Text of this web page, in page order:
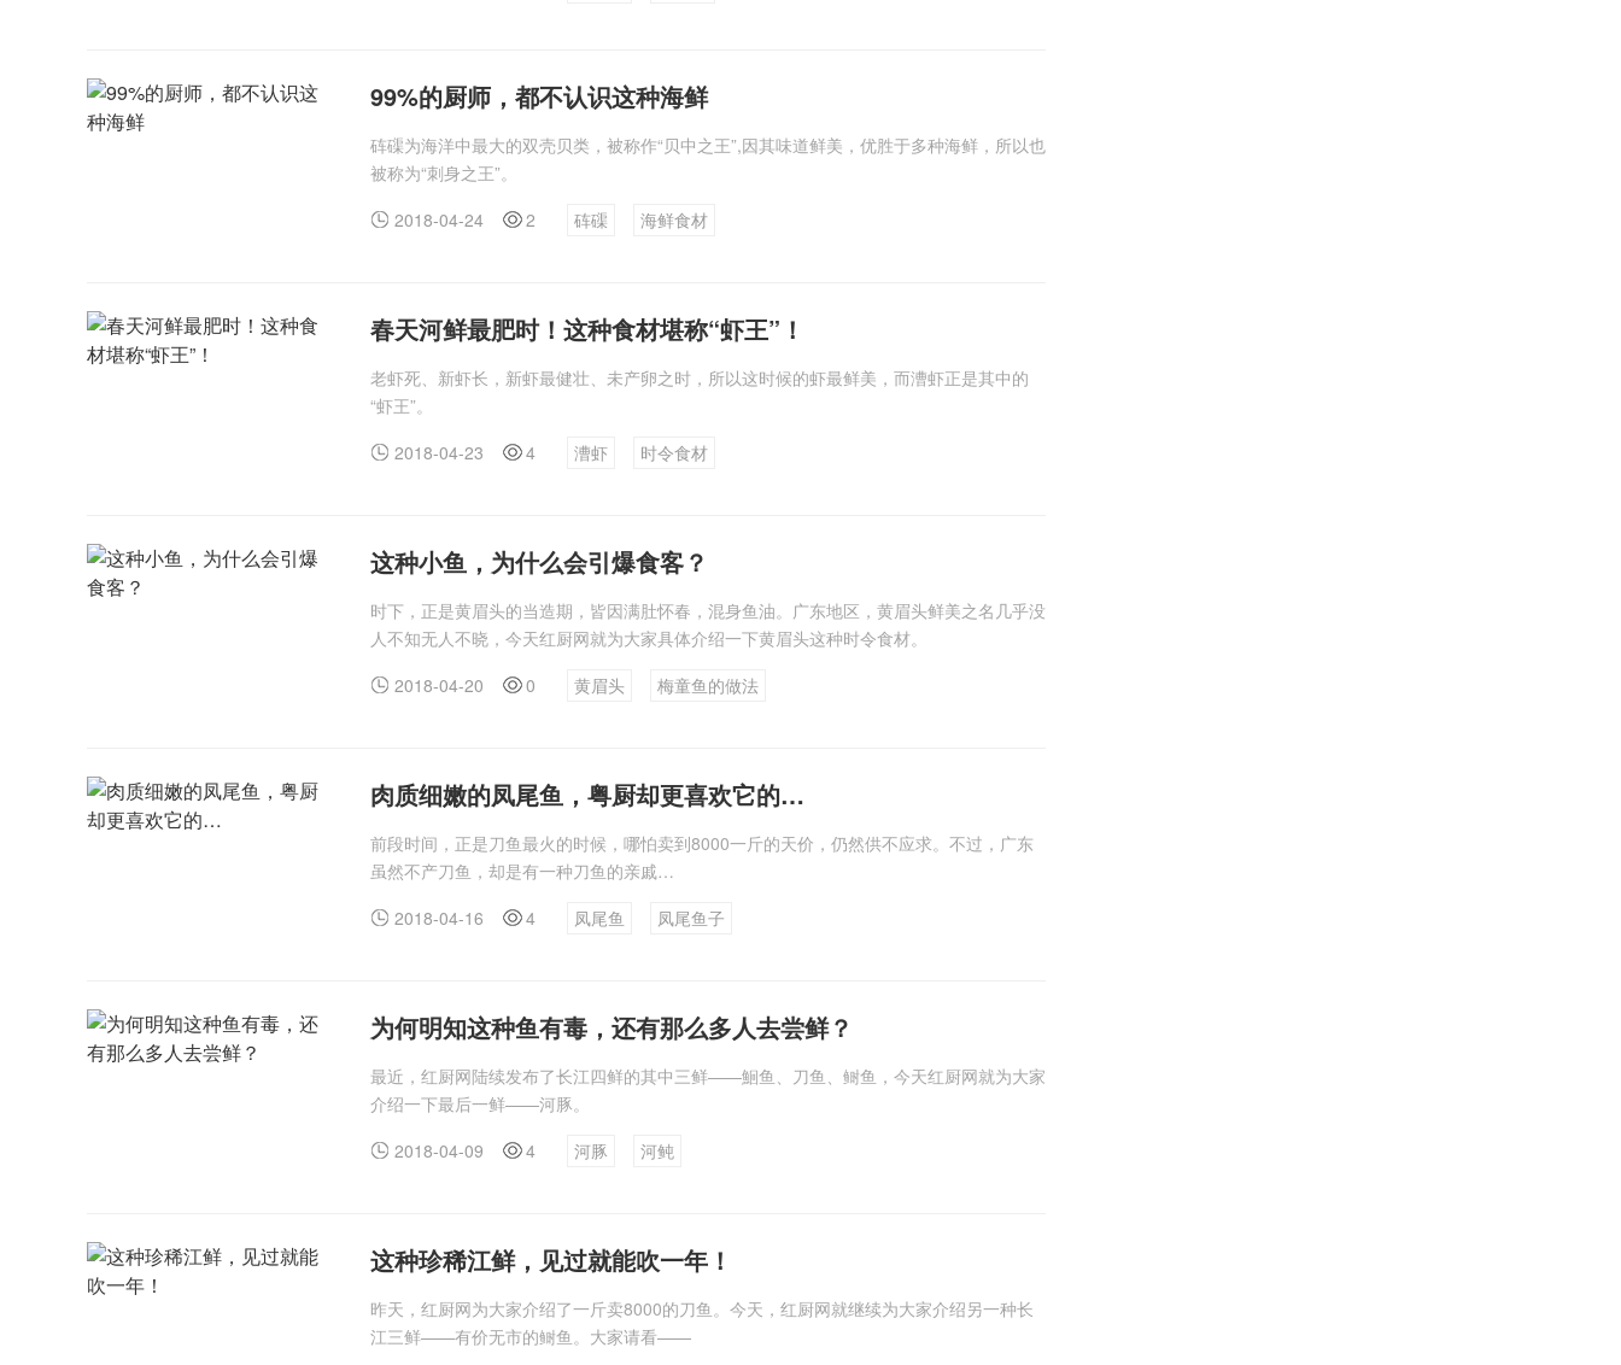
99%的厨师，都不认识这种海鲜
砗磲为海洋中最大的双壳贝类，被称作“贝中之王”,因其味道鲜美，优胜于多种海鲜，所以也
被称为“刺身之王”。
2018-04-24
2 砗磲 海鲜食材
春天河鲜最肥时！这种食材堪称“虾王”！
老虾死、新虾长，新虾最健壮、未产卵之时，所以这时候的虾最鲜美，而漕虾正是其中的
“虾王”。
2018-04-23
4 漕虾 时令食材
这种小鱼，为什么会引爆食客？
时下，正是黄眉头的当造期，皆因满肚怀春，混身鱼油。广东地区，黄眉头鲜美之名几乎没
人不知无人不晓，今天红厨网就为大家具体介绍一下黄眉头这种时令食材。
2018-04-20
0 黄眉头 梅童鱼的做法
肉质细嫩的凤尾鱼，粤厨却更喜欢它的…
前段时间，正是刀鱼最火的时候，哪怕卖到8000一斤的天价，仍然供不应求。不过，广东
虽然不产刀鱼，却是有一种刀鱼的亲戚…
2018-04-16
4 凤尾鱼 凤尾鱼子
为何明知这种鱼有毒，还有那么多人去尝鲜？
最近，红厨网陆续发布了长江四鲜的其中三鲜——鮰鱼、刀鱼、鲥鱼，今天红厨网就为大家
介绍一下最后一鲜——河豚。
2018-04-09
4 河豚 河鲀
这种珍稀江鲜，见过就能吹一年！
昨天，红厨网为大家介绍了一斤卖8000的刀鱼。今天，红厨网就继续为大家介绍另一种长
江三鲜——有价无市的鲥鱼。大家请看——